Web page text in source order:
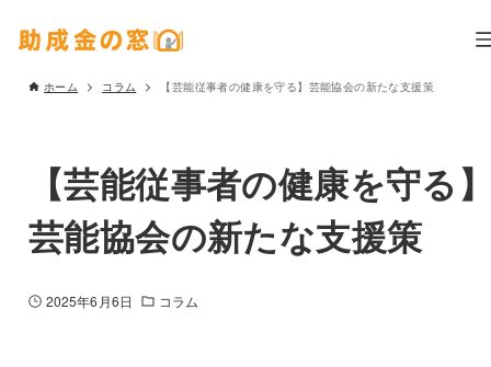
ホーム コラム 【芸能従事者の健康を守る】芸能協会の新たな支援策
【芸能従事者の健康を守る
芸能協会の新たな支援策
2025年6月6日 コラム